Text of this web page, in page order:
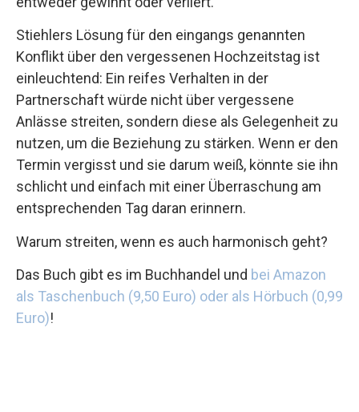
Stiehlers Lösung für den eingangs genannten
Konflikt über den vergessenen Hochzeitstag ist
einleuchtend: Ein reifes Verhalten in der
Partnerschaft würde nicht über vergessene
Anlässe streiten, sondern diese als Gelegenheit zu
nutzen, um die Beziehung zu stärken. Wenn er den
Termin vergisst und sie darum weiß, könnte sie ihn
schlicht und einfach mit einer Überraschung am
entsprechenden Tag daran erinnern.
Warum streiten, wenn es auch harmonisch geht?
Das Buch gibt es im Buchhandel und bei Amazon
als Taschenbuch (9,50 Euro) oder als Hörbuch (0,99
Euro)!